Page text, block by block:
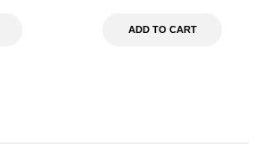
ADD TO CART